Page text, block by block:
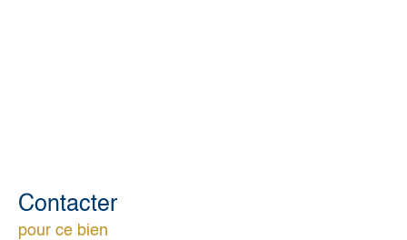
Contacter
pour ce bien